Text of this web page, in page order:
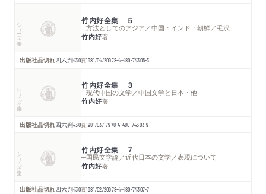
シリーズ・全集 竹内好全集 ５
─方法としてのアジア／中国・インド・朝鮮／毛沢
竹内好著
出版社品切れ四六判430頁1981/04/20978-4-480-74305-3
シリーズ・全集 竹内好全集 ３
─現代中国の文学／中国文学と日本・他
竹内好著
出版社品切れ四六判430頁1981/03/17978-4-480-74303-9
シリーズ・全集 竹内好全集 ７
─国民文学論／近代日本の文学／表現について
竹内好著
出版社品切れ四六判430頁1981/02/20978-4-480-74307-7